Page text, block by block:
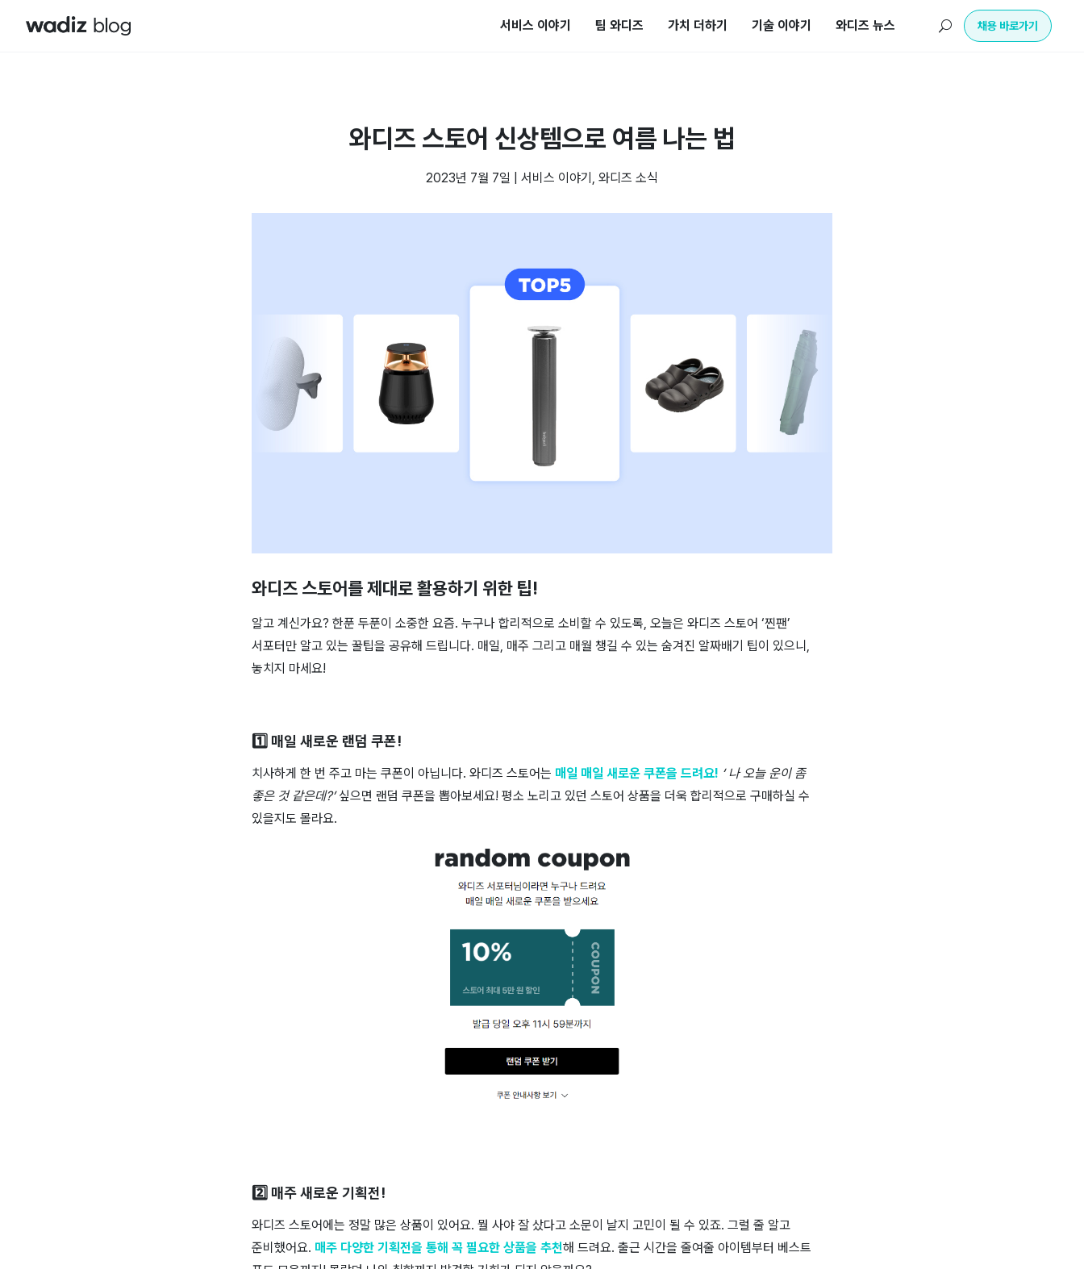
서비스 이야기 팀 와디즈 가치 더하기 기술 이야기 와디즈 뉴스 U 채용 바로가기
와디즈 스토어 신상템으로 여름 나는 법
2023년 7월 7일 서비스 이야기 , 와디즈 소식
와디즈 스토어를 제대로 활용하기 위한 팁!
알고 계신가요? 한푼 두푼이 소중한 요즘. 누구나 합리적으로 소비할 수 있도록, 오늘은 와디즈 스토어 ‘찐팬’
서포터만 알고 있는 꿀팁을 공유해 드립니다. 매일, 매주 그리고 매월 챙길 수 있는 숨겨진 알짜배기 팁이 있으니,
놓치지 마세요!
1️⃣ 매일 새로운 랜덤 쿠폰!
치사하게 한 번 주고 마는 쿠폰이 아닙니다. 와디즈 스토어는 매일 매일 새로운 쿠폰을 드려요! ‘ 나 오늘 운이 좀
좋은 것 같은데?’싶으면 랜덤 쿠폰을 뽑아보세요! 평소 노리고 있던 스토어 상품을 더욱 합리적으로 구매하실 수
있을지도 몰라요.
2️⃣ 매주 새로운 기획전!
와디즈 스토어에는 정말 많은 상품이 있어요. 뭘 사야 잘 샀다고 소문이 날지 고민이 될 수 있죠. 그럴 줄 알고
준비했어요. 매주 다양한 기획전을 통해 꼭 필요한 상품을 추천해 드려요. 출근 시간을 줄여줄 아이템부터 베스트